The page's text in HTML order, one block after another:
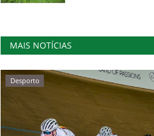
MAIS NOTÍCIAS
Desporto